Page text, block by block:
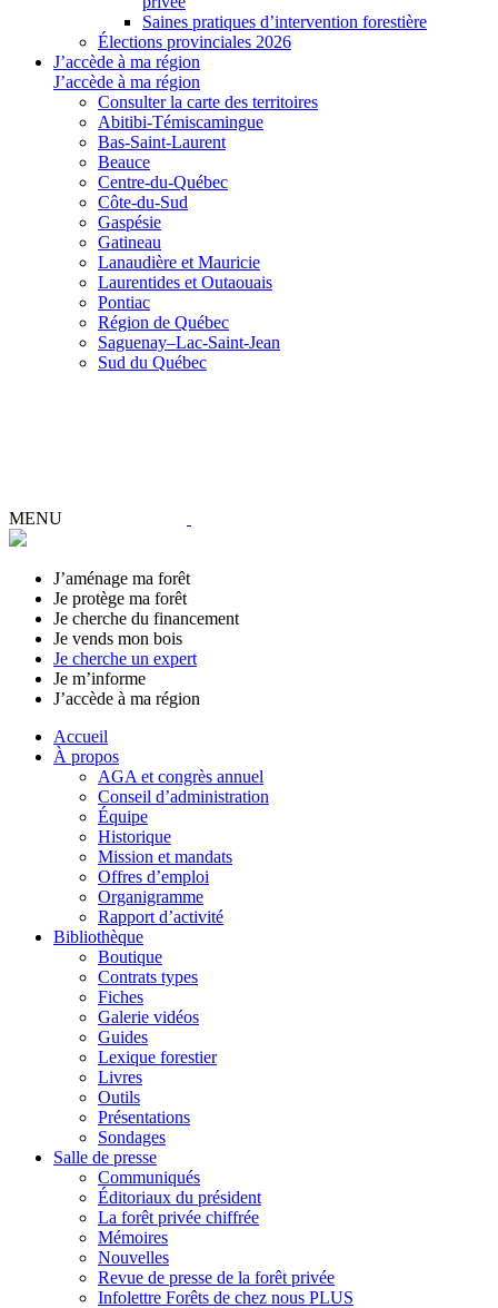
Saines pratiques d’intervention forestière
Élections provinciales 2026
J’accède à ma région
J’accède à ma région
Consulter la carte des territoires
Abitibi-Témiscamingue
Bas-Saint-Laurent
Beauce
Centre-du-Québec
Côte-du-Sud
Gaspésie
Gatineau
Lanaudière et Mauricie
Laurentides et Outaouais
Pontiac
Région de Québec
Saguenay–Lac-Saint-Jean
Sud du Québec
MENU
J’aménage ma forêt
Je protège ma forêt
Je cherche du financement
Je vends mon bois
Je cherche un expert
Je m’informe
J’accède à ma région
Accueil
À propos
AGA et congrès annuel
Conseil d’administration
Équipe
Historique
Mission et mandats
Offres d’emploi
Organigramme
Rapport d’activité
Bibliothèque
Boutique
Contrats types
Fiches
Galerie vidéos
Guides
Lexique forestier
Livres
Outils
Présentations
Sondages
Salle de presse
Communiqués
Éditoriaux du président
La forêt privée chiffrée
Mémoires
Nouvelles
Revue de presse de la forêt privée
Infolettre Forêts de chez nous PLUS